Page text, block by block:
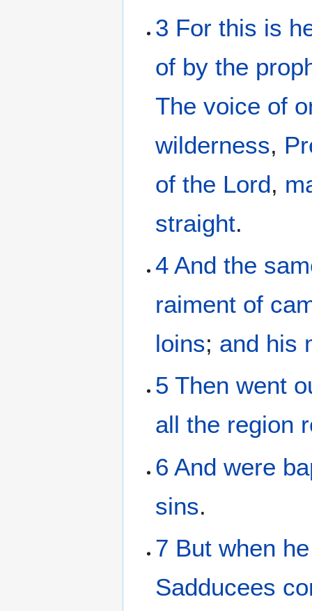
3 For this is
of by the
The voice of
wilderness,
of the Lord,
straight.
4 And the
raiment of
loins; and his
5 Then went
all the region
6 And were
sins.
7 But when
Sadducees